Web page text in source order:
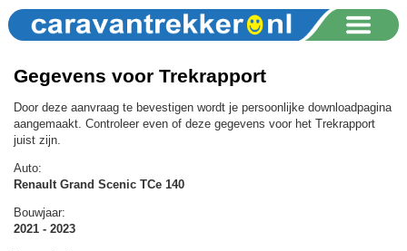
Gegevens voor Trekrapport
Door deze aanvraag te bevestigen wordt je persoonlijke downloadpagina
aangemaakt. Controleer even of deze gegevens voor het Trekrapport
juist zijn.
Auto:
Renault Grand Scenic TCe 140
Bouwjaar:
2021 - 2023